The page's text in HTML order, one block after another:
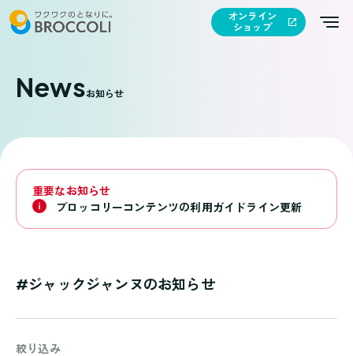
オンライン
ショップ
Newsお知らせ
重要なお知らせ
ブロッコリーコンテンツの利用ガイドライン更新
#ジャックジャンヌのお知らせ
絞り込み